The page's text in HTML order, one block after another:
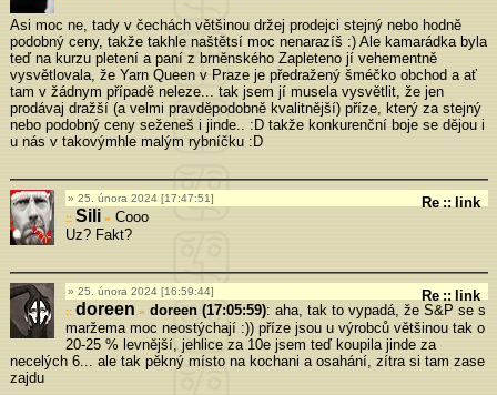
Asi moc ne, tady v čechách většinou držej prodejci stejný nebo hodně
podobný ceny, takže takhle naštětsí moc nenarazíš :) Ale kamarádka byla
teď na kurzu pletení a paní z brněnského Zapleteno jí vehementně
vysvětlovala, že Yarn Queen v Praze je předražený šméčko obchod a ať
tam v žádnym případě neleze... tak jsem jí musela vysvětlit, že jen
prodávaj dražší (a velmi pravděpodobně kvalitnější) příze, který za stejný
nebo podobný ceny seženeš i jinde.. :D takže konkurenční boje se dějou i
u nás v takovýmhle malým rybníčku :D
25. února 2024 [17:47:51] Re :: link
Sili » Cooo
Uz? Fakt?
25. února 2024 [16:59:44] Re :: link
doreen » doreen (17:05:59): aha, tak to vypadá, že S&P se s
maržema moc neostýchají :)) příze jsou u výrobců většinou tak o
20-25 % levnější, jehlice za 10e jsem teď koupila jinde za
necelých 6... ale tak pěkný místo na kochani a osahání, zítra si tam zase
zajdu